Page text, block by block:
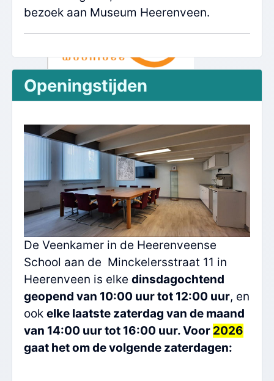
bezoek aan Museum Heerenveen.
Openingstijden
De Veenkamer in de Heerenveense
School aan de Minckelersstraat 11 in
Heerenveen is elke dinsdagochtend
geopend van 10:00 uur tot 12:00 uur, en
ook elke laatste zaterdag van de maand
van 14:00 uur tot 16:00 uur. Voor 2026
gaat het om de volgende zaterdagen: